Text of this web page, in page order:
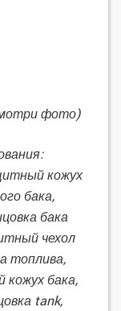
фото)
кожух
бака,
бака
чехол
топлива,
кожух бака,
tank,